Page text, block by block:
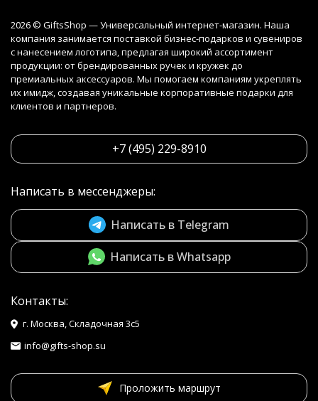
2026 © GiftsShop — Универсальный интернет-магазин. Наша
компания занимается поставкой бизнес-подарков и сувениров
с нанесением логотипа, предлагая широкий ассортимент
продукции: от брендированных ручек и кружек до
премиальных аксессуаров. Мы помогаем компаниям укреплять
их имидж, создавая уникальные корпоративные подарки для
клиентов и партнеров.
+7 (495) 229-8910
Написать в мессенджеры:
Написать в Telegram
Написать в Whatsapp
Контакты:
г. Москва, Складочная 3с5
info@gifts-shop.su
Проложить маршрут